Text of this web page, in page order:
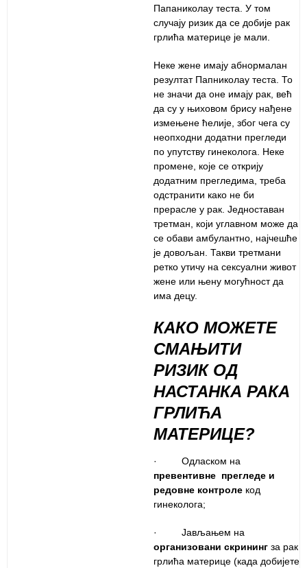
Папаниколау теста. У том
случају ризик да се добије рак
грлића материце је мали.
Неке жене имају абнормалан
резултат Папниколау теста. То
не значи да оне имају рак, већ
да су у њиховом брису нађене
измењене ћелије, због чега су
неопходни додатни прегледи
по упутству гинеколога. Неке
промене, које се открију
додатним прегледима, треба
одстранити како не би
прерасле у рак. Једноставан
третман, који углавном може да
се обави амбулантно, најчешће
је довољан. Такви третмани
ретко утичу на сексуални живот
жене или њену могућност да
има децу.
КАКО МОЖЕТЕ
СМАЊИТИ
РИЗИК ОД
НАСТАНКА РАКА
ГРЛИЋА
МАТЕРИЦЕ?
· Одласком на
превентивне прегледе и
редовне контроле код
гинеколога;
· Јављањем на
организовани скрининг за рак
грлића материце (када добијете